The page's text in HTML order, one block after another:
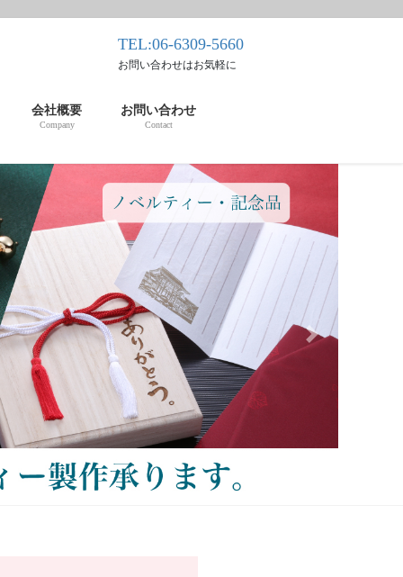
TEL:06-6309-5660
お問い合わせはお気軽に
会社概要
Company
お問い合わせ
Contact
Next